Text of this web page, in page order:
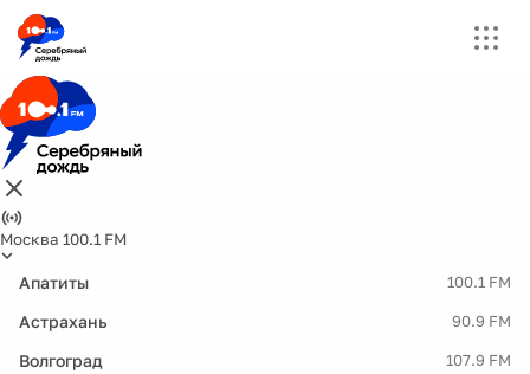
Москва 100.1 FM
Апатиты 100.1 FM
Астрахань 90.9 FM
Волгоград 107.9 FM